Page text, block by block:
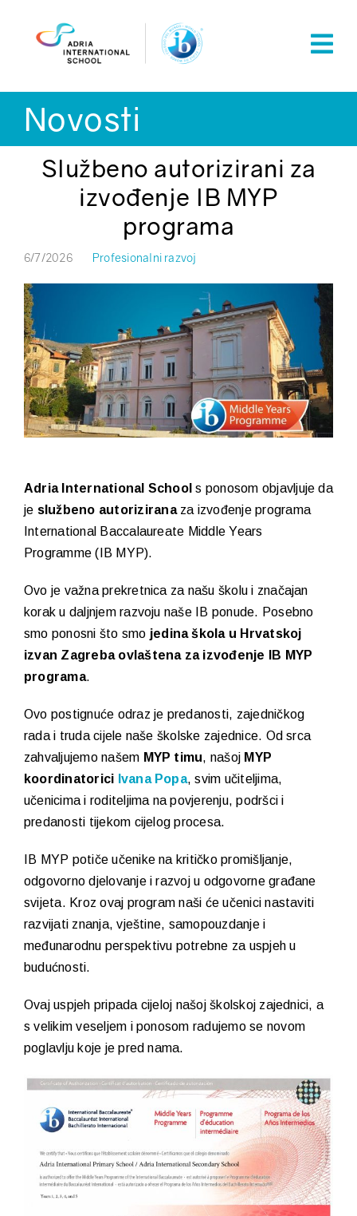
Novosti
Službeno autorizirani za
izvođenje IB MYP
programa
6/7/2026 Profesionalni razvoj
Adria International School s ponosom objavljuje da
je službeno autorizirana za izvođenje programa
International Baccalaureate Middle Years
Programme (IB MYP).
Ovo je važna prekretnica za našu školu i značajan
korak u daljnjem razvoju naše IB ponude. Posebno
smo ponosni što smo jedina škola u Hrvatskoj
izvan Zagreba ovlaštena za izvođenje IB MYP
programa.
Ovo postignuće odraz je predanosti, zajedničkog
rada i truda cijele naše školske zajednice. Od srca
zahvaljujemo našem MYP timu, našoj MYP
koordinatorici Ivana Popa, svim učiteljima,
učenicima i roditeljima na povjerenju, podršci i
predanosti tijekom cijelog procesa.
IB MYP potiče učenike na kritičko promišljanje,
odgovorno djelovanje i razvoj u odgovorne građane
svijeta. Kroz ovaj program naši će učenici nastaviti
razvijati znanja, vještine, samopouzdanje i
međunarodnu perspektivu potrebne za uspjeh u
budućnosti.
Ovaj uspjeh pripada cijeloj našoj školskoj zajednici, a
s velikim veseljem i ponosom radujemo se novom
poglavlju koje je pred nama.